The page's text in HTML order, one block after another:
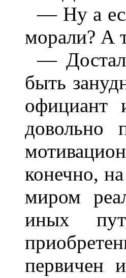
— Ну а
морали? А
—
быть
официант
довольно
конечно,
миром
иных
первичен